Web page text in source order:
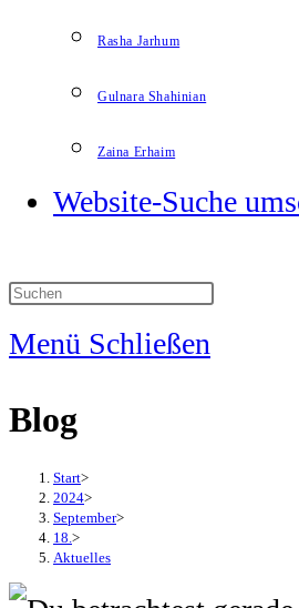
Rasha Jarhum
Gulnara Shahinian
Zaina Erhaim
Website-Suche
Menü Schließen
Blog
Start>
2024>
September>
18. >
Aktuelles